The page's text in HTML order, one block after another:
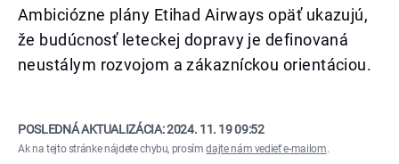
Ambiciózne plány Etihad Airways opäť ukazujú,
že budúcnosť leteckej dopravy je definovaná
neustálym rozvojom a zákazníckou orientáciou.
POSLEDNÁ AKTUALIZÁCIA:2024. 11. 19 09:52
Ak na tejto stránke nájdete chybu, prosímdajte nám vedieť e-mailom.